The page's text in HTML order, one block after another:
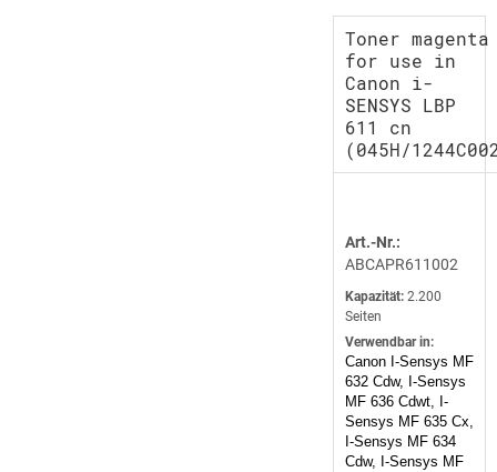
Toner magenta
for use in
Canon i-
SENSYS LBP
611 cn
(045H/
Art.-Nr.:
ABCAPR611002
Kapazität: 2.200
Seiten
Verwendbar in:
Canon I-Sensys MF
632 Cdw, I-Sensys
MF 636 Cdwt, I-
Sensys MF 635 Cx,
I-Sensys MF 634
Cdw, I-Sensys MF